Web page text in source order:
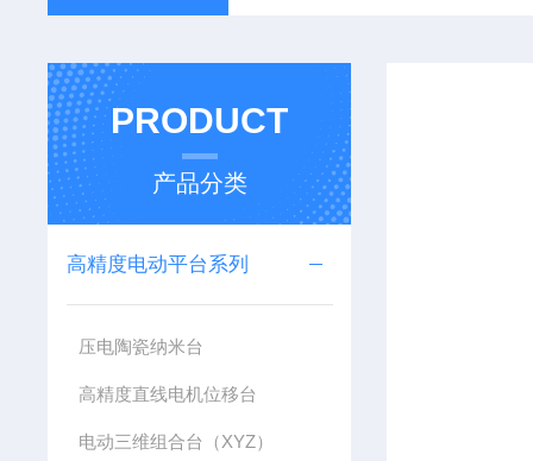
PRODUCT
产品分类
高精度电动平台系列
压电陶瓷纳米台
高精度直线电机位移台
电动三维组合台（XYZ）